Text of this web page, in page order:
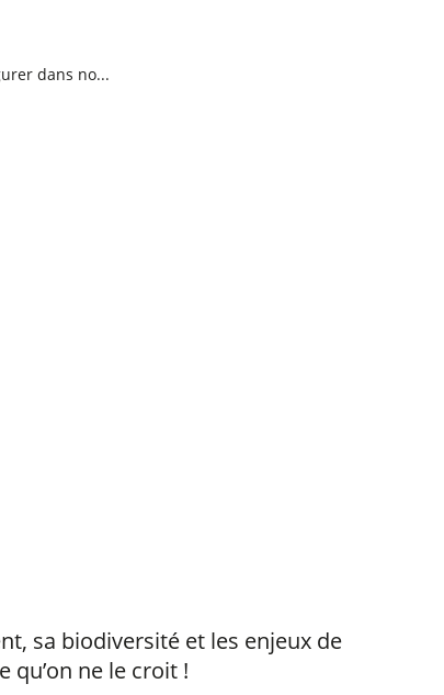
dans no...
sa biodiversité et les enjeux de
qu’on ne le croit !